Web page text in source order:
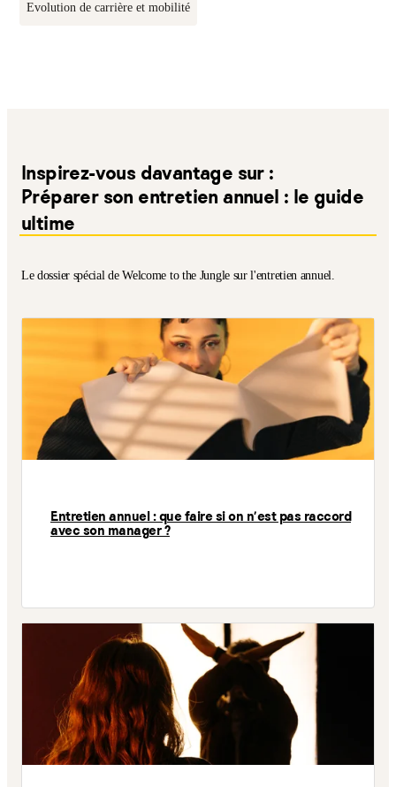
Evolution de carrière et mobilité
Inspirez-vous davantage sur :
Préparer son entretien annuel : le guide
ultime
Le dossier spécial de Welcome to the Jungle sur l'entretien annuel.
Entretien annuel : que faire si on n'est pas raccord
avec son manager ?